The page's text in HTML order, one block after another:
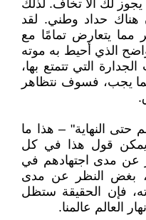
لك ألا تخاف. لذلك
هناك حداد وطني. لقد
مما يتعارض تمامًا مع
الذي أحيط به موته
التي تتمتع بها،
يجب، فسوف نتظاهر
حتى النهاية" – هذا ما
يمكن قول هذا في كل
عن مدى اجتهادهم في
بغض النظر عن مدى
فإن الحقيقة ستظل
العالم عالمنا.